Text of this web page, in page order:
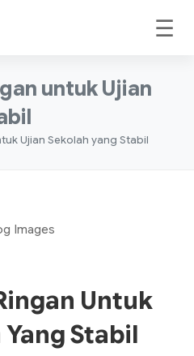
☰
untuk Ujian
Ujian Sekolah yang Stabil
Untuk
Stabil